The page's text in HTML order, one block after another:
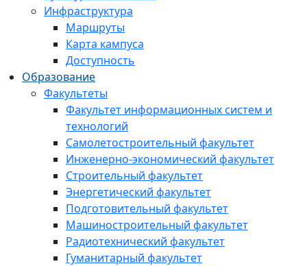
Инфраструктура
Маршруты
Карта кампуса
Доступность
Образование
Факультеты
Факультет информационных систем и
технологий
Самолетостроительный факультет
Инженерно-экономический факультет
Строительный факультет
Энергетический факультет
Подготовительный факультет
Машиностроительный факультет
Радиотехнический факультет
Гуманитарный факультет